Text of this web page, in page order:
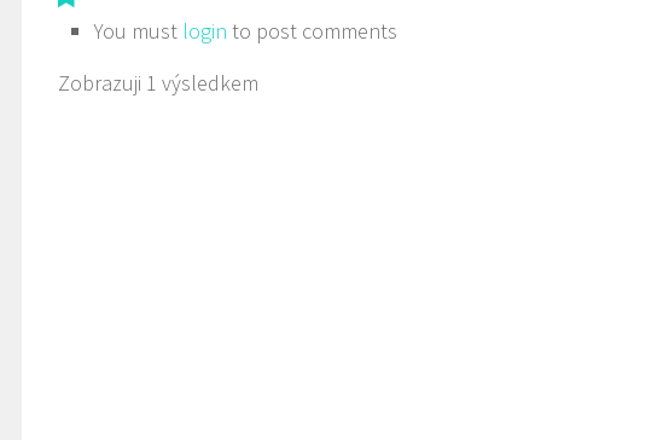
You must login to post comments
Zobrazuji 1 výsledkem